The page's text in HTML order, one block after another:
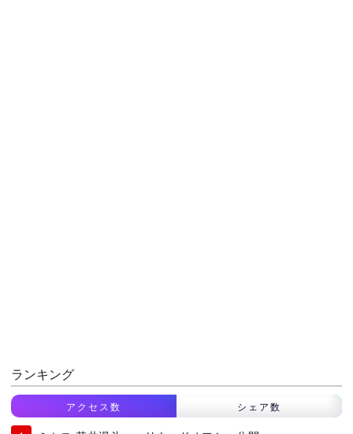
ランキング
アクセス数 シェア数